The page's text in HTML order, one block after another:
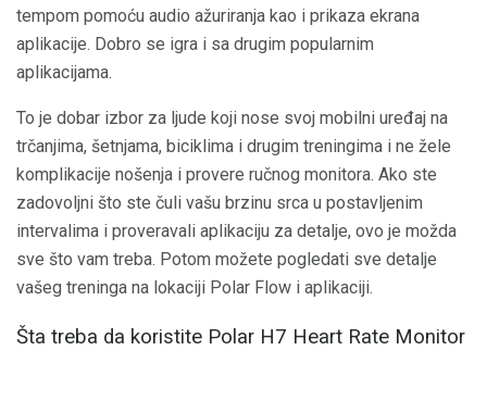
tempom pomoću audio ažuriranja kao i prikaza ekrana
aplikacije. Dobro se igra i sa drugim popularnim
aplikacijama.
To je dobar izbor za ljude koji nose svoj mobilni uređaj na
trčanjima, šetnjama, biciklima i drugim treningima i ne žele
komplikacije nošenja i provere ručnog monitora. Ako ste
zadovoljni što ste čuli vašu brzinu srca u postavljenim
intervalima i proveravali aplikaciju za detalje, ovo je možda
sve što vam treba. Potom možete pogledati sve detalje
vašeg treninga na lokaciji Polar Flow i aplikaciji.
Šta treba da koristite Polar H7 Heart Rate Monitor